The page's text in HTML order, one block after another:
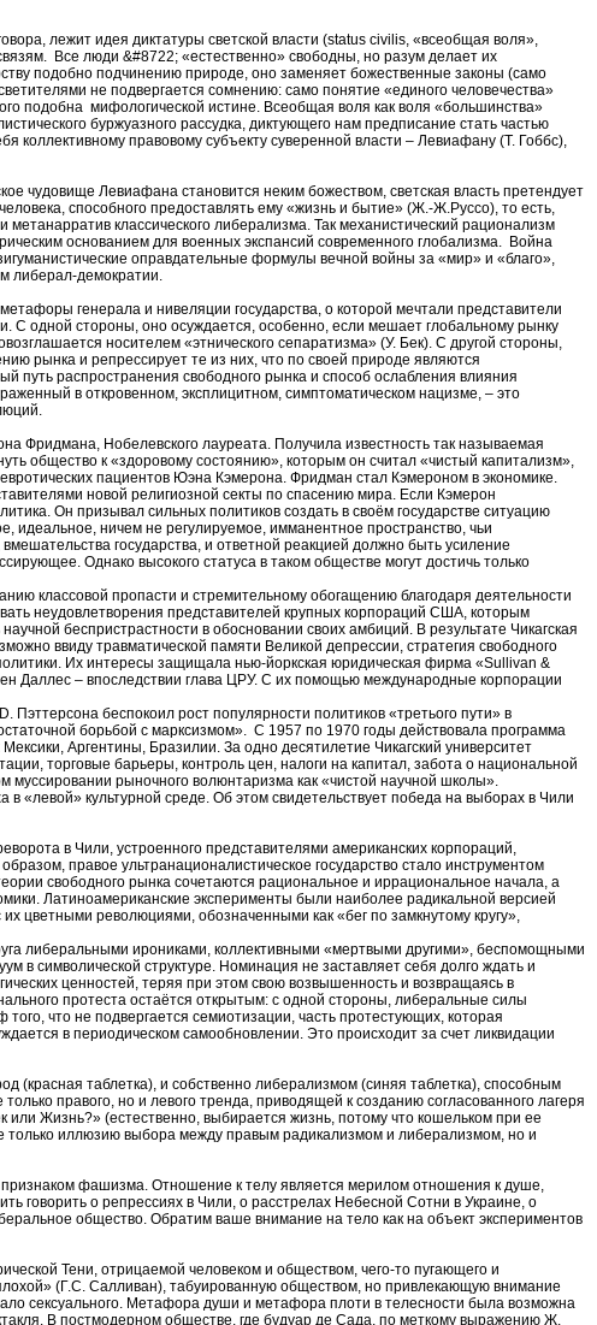
лежит идея диктатуры светской власти (status civilis, «всеобщая воля»,
Все люди &#8722; «естественно» свободны, но разум делает их
подобно подчинению природе, оно заменяет божественные законы (само
не подвергается сомнению: само понятие «единого человечества»
подобна мифологической истине. Всеобщая воля как воля «большинства»
буржуазного рассудка, диктующего нам предписание стать частью
коллективному правовому субъекту суверенной власти – Левиафану (Т. Гоббс),
чудовище Левиафана становится неким божеством, светская власть претендует
способного предоставлять ему «жизнь и бытие» (Ж.-Ж.Руссо), то есть,
классического либерализма. Так механистический рационализм
основанием для военных экспансий современного глобализма. Война
оправдательные формулы вечной войны за «мир» и «благо»,
либерал-демократии.
генерала и нивеляции государства, о которой мечтали представители
С одной стороны, оно осуждается, особенно, если мешает глобальному рынку
носителем «этнического сепаратизма» (У. Бек). С другой стороны,
рынка и репрессирует те из них, что по своей природе являются
путь распространения свободного рынка и способ ослабления влияния
в откровенном, эксплицитном, симптоматическом нацизме, – это
Фридмана, Нобелевского лауреата. Получила известность так называемая
общество к «здоровому состоянию», которым он считал «чистый капитализм»,
пациентов Юэна Кэмерона. Фридман стал Кэмероном в экономике.
новой религиозной секты по спасению мира. Если Кэмерон
Он призывал сильных политиков создать в своём государстве ситуацию
идеальное, ничем не регулируемое, имманентное пространство, чьи
государства, и ответной реакцией должно быть усиление
Однако высокого статуса в таком обществе могут достичь только
классовой пропасти и стремительному обогащению благодаря деятельности
неудовлетворения представителей крупных корпораций США, которым
беспристрастности в обосновании своих амбиций. В результате Чикагская
ввиду травматической памяти Великой депрессии, стратегия свободного
Их интересы защищала нью-йоркская юридическая фирма «Sullivan &
Даллес – впоследствии глава ЦРУ. С их помощью международные корпорации
беспокоил рост популярности политиков «третього пути» в
борьбой с марксизмом». С 1957 по 1970 годы действовала программа
Аргентины, Бразилии. За одно десятилетие Чикагский университет
торговые барьеры, контроль цен, налоги на капитал, забота о национальной
рыночного волюнтаризма как «чистой научной школы».
«левой» культурной среде. Об этом свидетельствует победа на выборах в Чили
в Чили, устроенного представителями американских корпораций,
правое ультранационалистическое государство стало инструментом
свободного рынка сочетаются рациональное и иррациональное начала, а
Латиноамериканские эксперименты были наиболее радикальной версией
цветными революциями, обозначенными как «бег по замкнутому кругу»,
либеральными ирониками, коллективными «мертвыми другими», беспомощными
символической структуре. Номинация не заставляет себя долго ждать и
ценностей, теряя при этом свою возвышенность и возвращаясь в
протеста остаётся открытым: с одной стороны, либеральные силы
что не подвергается семиотизации, часть протестующих, которая
в периодическом самообновлении. Это происходит за счет ликвидации
таблетка), и собственно либерализмом (синяя таблетка), способным
правого, но и левого тренда, приводящей к созданию согласованного лагеря
Жизнь?» (естественно, выбирается жизнь, потому что кошельком при ее
только иллюзию выбора между правым радикализмом и либерализмом, но и
фашизма. Отношение к телу является мерилом отношения к душе,
говорить о репрессиях в Чили, о расстрелах Небесной Сотни в Украине, о
общество. Обратим ваше внимание на тело как на объект экспериментов
Тени, отрицаемой человеком и обществом, чего-то пугающего и
(Г.С. Салливан), табуированную обществом, но привлекающую внимание
сексуального. Метафора души и метафора плоти в телесности была возможна
В постмодерном обществе, где будуар де Сада, по меткому выражению Ж.